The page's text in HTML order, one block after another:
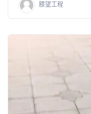
膝望工程